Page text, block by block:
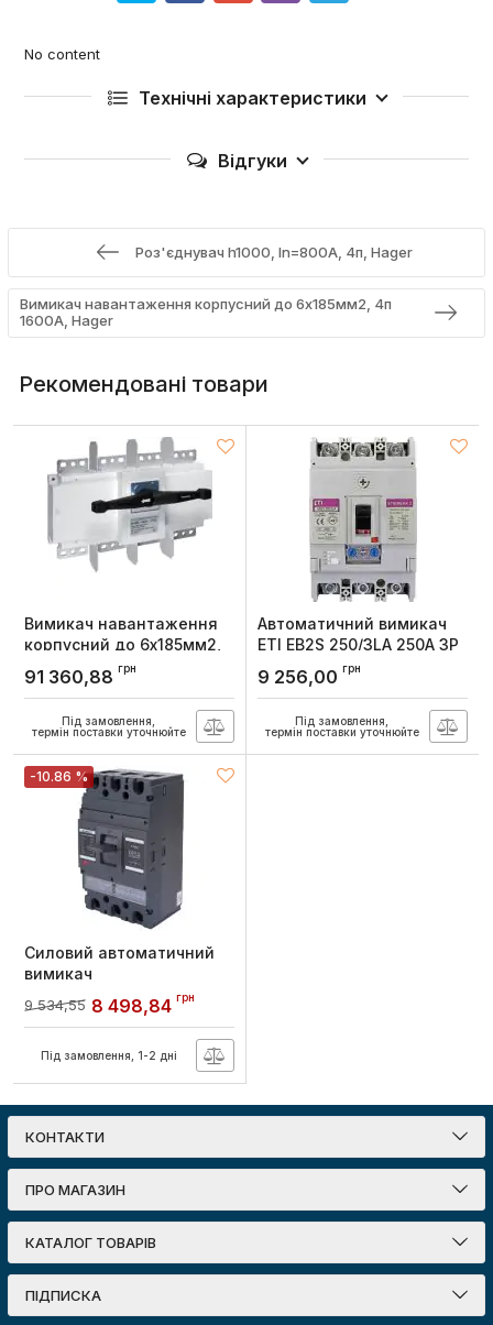
No content
Технічні характеристики
Відгуки
Роз'єднувач h1000, In=800А, 4п, Hager
Вимикач навантаження корпусний до 6х185мм2, 4п
1600А, Hager
Рекомендовані товари
Вимикач навантаження
корпусний до 6х185мм2,
4п 1600А, Hager
HA464
91 360,88 грн
Під замовлення,
термін поставки уточнюйте
Автоматичний вимикач
ETI EB2S 250/3LA 250А 3P
Артикул:
9 256,00 грн
Під замовлення,
термін поставки уточнюйте
-10.86 %
Силовий автоматичний
вимикач
e.pro.ukm.400Re.320 з
електронним
розчіплювачем, 3р, 320А,
E.NEXT
Артикул:p087009
9 534,55 8 498,84 грн
Під замовлення, 1-2 дні
КОНТАКТИ
ПРО МАГАЗИН
КАТАЛОГ ТОВАРІВ
ПІДПИСКА